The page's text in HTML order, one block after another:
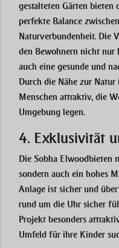
gestalteten Gärten bieten
perfekte Balance
Naturverbundenheit. Die
den Bewohnern nicht nur
auch eine gesunde und
Durch die Nähe zur
Menschen attraktiv, die
Umgebung legen.
4. Exklusivität
Die Sobha Elwoodbieten
sondern auch ein hohes
Anlage ist sicher und
rund um die Uhr sicher
Projekt besonders
Umfeld für ihre Kinder